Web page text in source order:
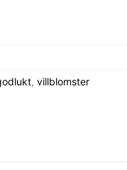
, villblomster